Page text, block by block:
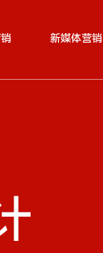
新媒体营销